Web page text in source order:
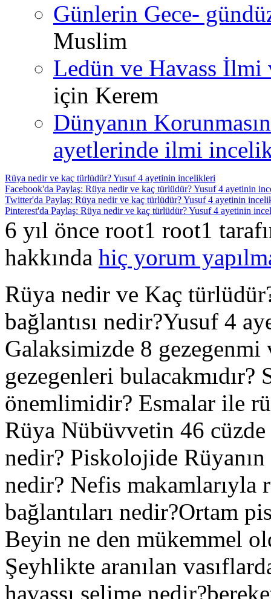
Günlerin Gece-
Muslim
Ledün ve Havass İlmi
için Kerem
Dünyanın
ayetlerinde ilmi
Rüya nedir ve kaç türlüdür? Yusuf 4 ayetinin incelikleri
Facebook'da Paylaş: Rüya nedir ve kaç türlüdür? Yusuf 4 ayetinin
Twitter'da Paylaş: Rüya nedir ve kaç türlüdür? Yusuf 4 ayetinin
Pinterest'da Paylaş: Rüya nedir ve kaç türlüdür? Yusuf 4 ayetinin
6 yıl önce root1 root1
hakkında hiç yorum
Rüya nedir ve Kaç
bağlantısı nedir?Yusuf 4
Galaksimizde 8
gezegenleri
önemlimidir? Esmalar ile
Rüya Nübüvvetin 46
nedir? Piskolojide Rüyanın
nedir? Nefis makamlarıyla
bağlantıları nedir?Ortam
Beyin ne den mükemmel
Şeyhlikte aranılan
havassı selime